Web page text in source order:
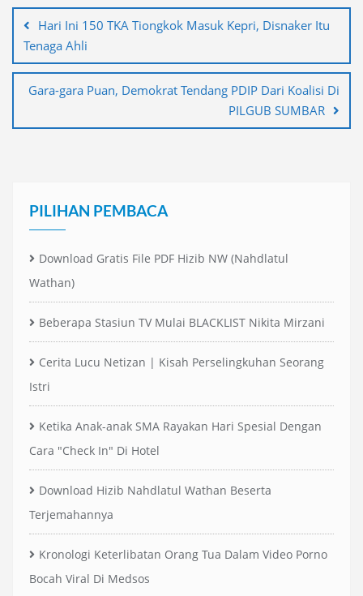
posHari Ini 150 TKA Tiongkok Masuk Kepri, Disnaker Itu
Tenaga Ahli
Gara-gara Puan, Demokrat Tendang PDIP Dari Koalisi Di
PILGUB SUMBAR
PILIHAN PEMBACA
Download Gratis File PDF Hizib NW (Nahdlatul
Wathan)
Beberapa Stasiun TV Mulai BLACKLIST Nikita Mirzani
Cerita Lucu Netizan | Kisah Perselingkuhan Seorang
Istri
Ketika Anak-anak SMA Rayakan Hari Spesial Dengan
Cara "Check In" Di Hotel
Download Hizib Nahdlatul Wathan Beserta
Terjemahannya
Kronologi Keterlibatan Orang Tua Dalam Video Porno
Bocah Viral Di Medsos